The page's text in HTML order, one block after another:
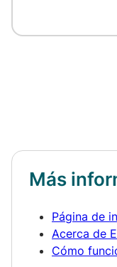
Más
Página de
Acerca de
Cómo